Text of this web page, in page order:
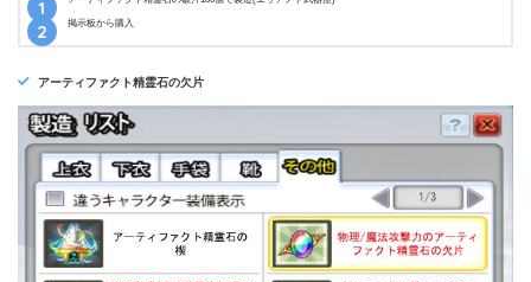
掲示板から購入
アーティファクト精霊石の欠片